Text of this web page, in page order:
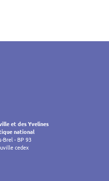
et des Yvelines
national
Brel - BP 93
cedex